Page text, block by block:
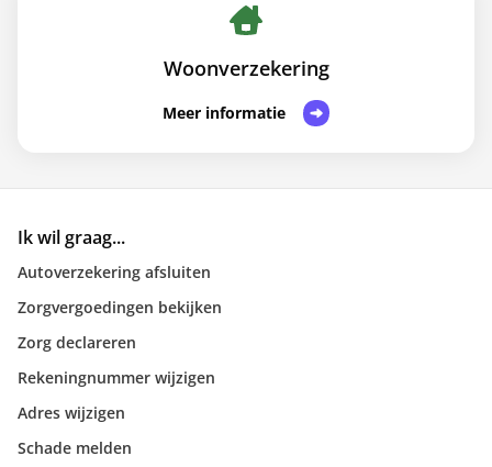
Woonverzekering
Meer informatie
Ik wil graag...
Autoverzekering afsluiten
Zorgvergoedingen bekijken
Zorg declareren
Rekeningnummer wijzigen
Adres wijzigen
Schade melden